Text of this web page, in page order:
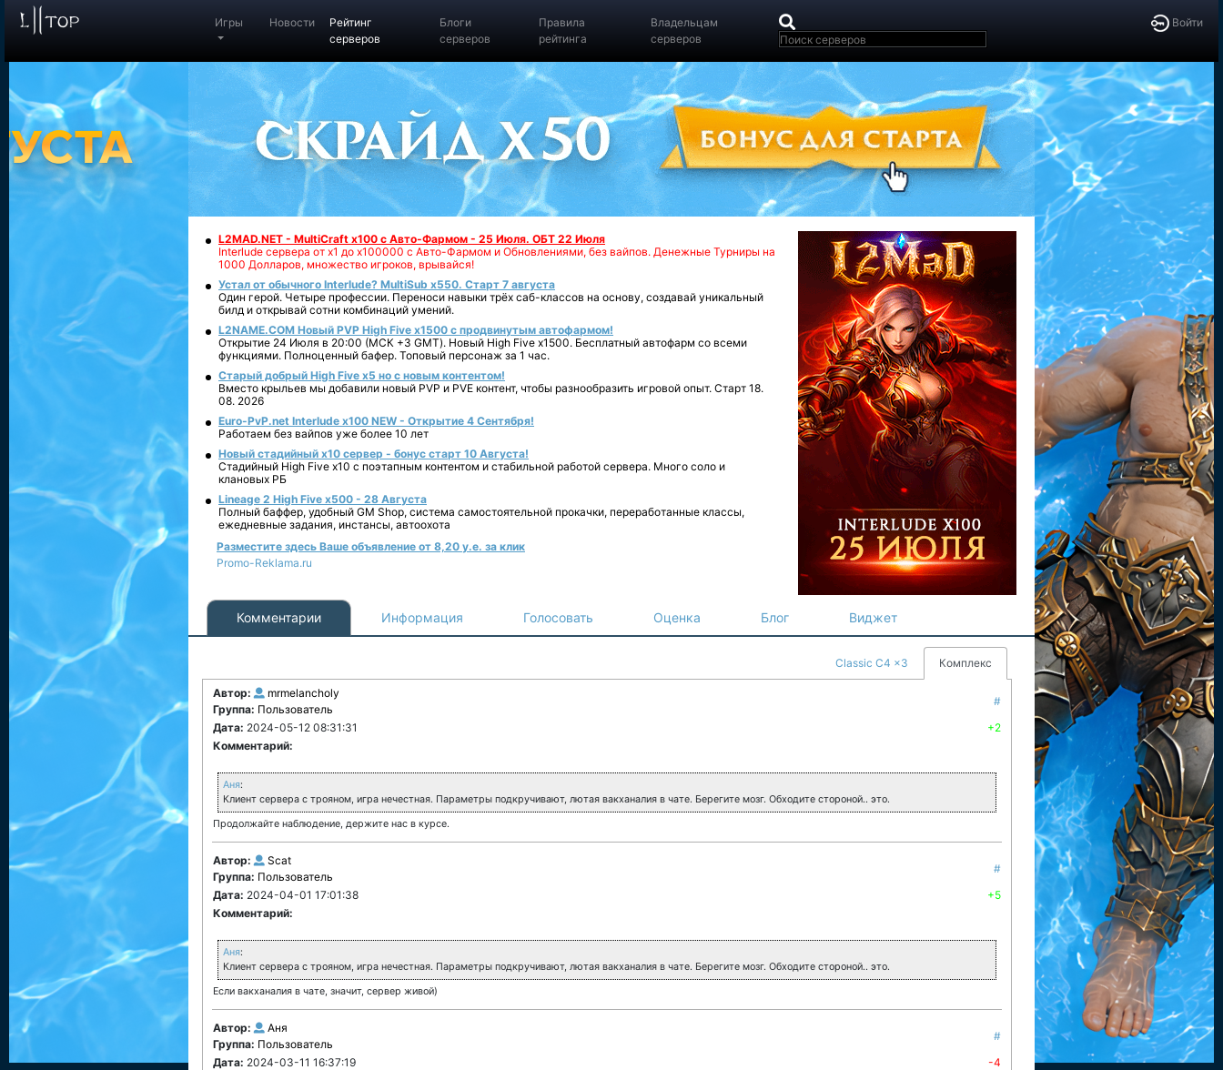
Войти
Игры Новости
Рейтинг
серверов
Блоги
серверов
Правила
рейтинга
Владельцам
серверов
L2MAD.NET - MultiCraft x100 с Авто-Фармом - 25 Июля. ОБТ 22 Июля
Interlude сервера от х1 до х100000 с Авто-Фармом и Обновлениями, без вайпов. Денежные Турниры на
1000 Долларов, множество игроков, врывайся!
Устал от обычного Interlude? MultiSub x550. Старт 7 августа
Один герой. Четыре профессии. Переноси навыки трёх саб-классов на основу, создавай уникальный
билд и открывай сотни комбинаций умений.
L2NAME.COM Новый PVP High Five x1500 с продвинутым автофармом!
Открытие 24 Июля в 20:00 (МСК +3 GMT). Новый High Five x1500. Бесплатный автофарм со всеми
функциями. Полноценный бафер. Топовый персонаж за 1 час.
Старый добрый High Five x5 но с новым контентом!
Вместо крыльев мы добавили новый PVP и PVE контент, чтобы разнообразить игровой опыт. Старт 18.
08. 2026
Euro-PvP.net Interlude х100 NEW - Открытие 4 Сентября!
Работаем без вайпов уже более 10 лет
Новый стадийный х10 сервер - бонус старт 10 Августа!
Стадийный High Five x10 с поэтапным контентом и стабильной работой сервера. Много соло и
клановых РБ
Lineage 2 High Five x500 - 28 Августа
Полный баффер, удобный GM Shop, система самостоятельной прокачки, переработанные классы,
ежедневные задания, инстансы, автоохота
Разместите здесь Ваше объявление от 8,20 у.е. за клик
Promo-Reklama.ru
Комментарии Информация Голосовать Оценка Блог Виджет
Classic C4 x3 Комплекс
Автор:
mrmelancholy
Группа: Пользователь
#
Дата: 2024-05-12 08:31:31
+2
Комментарий:
Аня:
Клиент сервера с трояном, игра нечестная. Параметры подкручивают, лютая вакханалия в чате. Берегите мозг. Обходите стороной.. это.
Продолжайте наблюдение, держите нас в курсе.
Автор:
Scat
Группа: Пользователь
#
Дата: 2024-04-01 17:01:38
+5
Комментарий:
Аня:
Клиент сервера с трояном, игра нечестная. Параметры подкручивают, лютая вакханалия в чате. Берегите мозг. Обходите стороной.. это.
Если вакханалия в чате, значит, сервер живой)
Автор:
Аня
Группа: Пользователь
#
Дата: 2024-03-11 16:37:19
-4